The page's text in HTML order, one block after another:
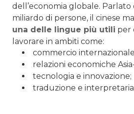
dell’economia globale.
miliardo di persone, il cinese
una delle lingue più utili per
lavorare in ambiti come:
commercio
relazioni economiche
tecnologia e innovazione;
traduzione e